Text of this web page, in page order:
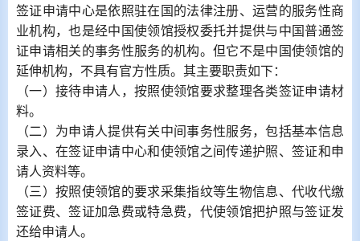
签证申请中心是依照驻在国的法律注册、运营的服务性商
业机构，也是经中国使领馆授权委托并提供与中国普通签
证申请相关的事务性服务的机构。但它不是中国使领馆的
延伸机构，不具有官方性质。其主要职责如下：
（一）接待申请人，按照使领馆要求整理各类签证申请材
料。
（二）为申请人提供有关中间事务性服务，包括基本信息
录入、在签证申请中心和使领馆之间传递护照、签证和申
请人资料等。
（三）按照使领馆的要求采集指纹等生物信息、代收代缴
签证费、签证加急费或特急费，代使领馆把护照与签证发
还给申请人。